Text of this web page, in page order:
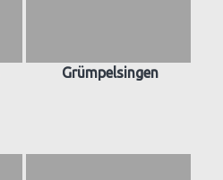
Grümpelsingen